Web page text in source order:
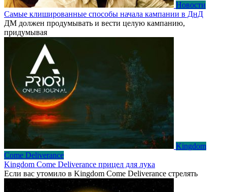
Новости
Самые клишированные способы начала кампании в ДнД
ДМ должен продумывать и вести целую кампанию,
придумывая
Kingdom
Come Deliverance
Kingdom Come Deliverance прицел для лука
Если вас утомило в Kingdom Come Deliverance стрелять